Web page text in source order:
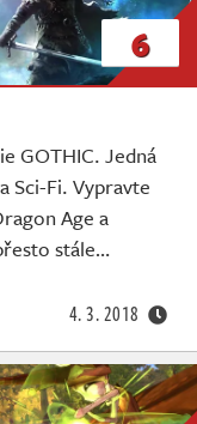
6
GOTHIC. Jedná
Sci-Fi. Vypravte
Age a
stále…
4. 3. 2018